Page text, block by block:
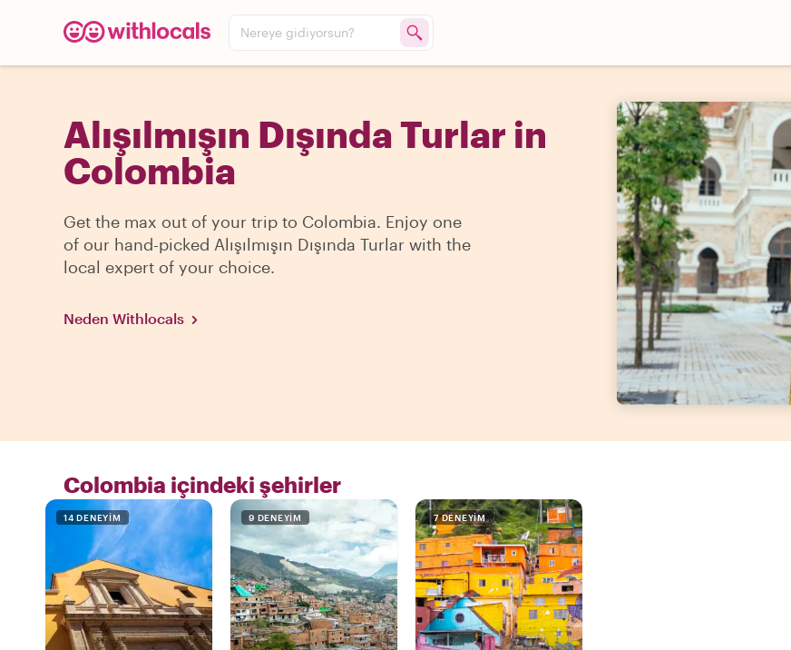
Nereye gidiyorsun?
Alışılmışın Dışında Turlar in
Colombia
Get the max out of your trip to Colombia. Enjoy one
of our hand-picked Alışılmışın Dışında Turlar with the
local expert of your choice.
Neden Withlocals
Colombia içindeki şehirler
14 DENEYIM 9 DENEYIM 7 DENEYIM